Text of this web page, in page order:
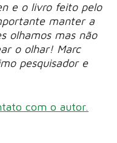
e o livro feito pelo
manter a
olhamos mas não
o olhar! Marc
pesquisador e
com o autor.